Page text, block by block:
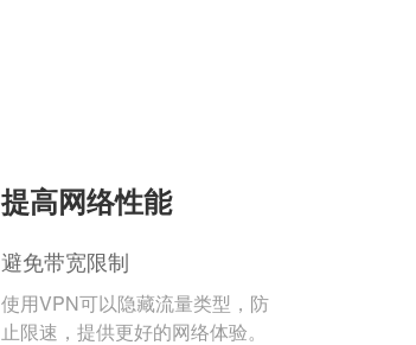
提高网络性能
避免带宽限制
使用VPN可以隐藏流量类型，防
止限速，提供更好的网络体验。